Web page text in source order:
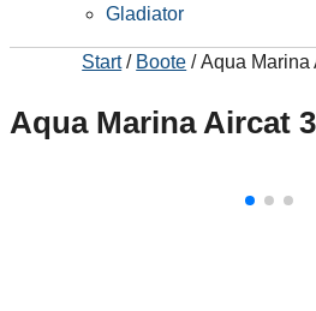
Gladiator
Start/ Boote / Aqua Marina
Aqua Marina Aircat